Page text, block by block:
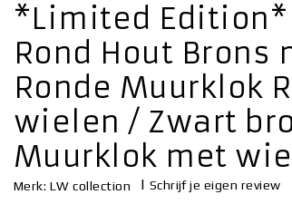
*Limited Edition*
Rond Hout Brons
Ronde Muurklok
wielen / Zwart
Muurklok met
Merk: LW collection | Schrijf je eigen review